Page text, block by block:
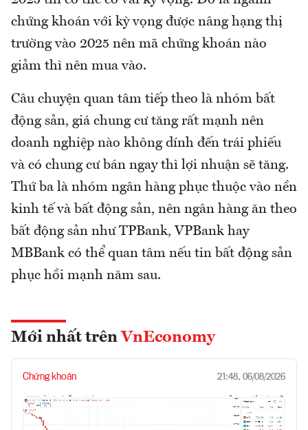
chứng khoán với kỳ vọng được nâng hạng thị
trường vào 2025 nên mã chứng khoán nào
giảm thì nên mua vào.
Câu chuyện quan tâm tiếp theo là nhóm bất
động sản, giá chung cư tăng rất mạnh nên
doanh nghiệp nào không dính đến trái phiếu
và có chung cư bán ngay thì lợi nhuận sẽ tăng.
Thứ ba là nhóm ngân hàng phục thuộc vào nền
kinh tế và bất động sản, nên ngân hàng ăn theo
bất động sản như TPBank, VPBank hay
MBBank có thể quan tâm nếu tin bất động sản
phục hồi mạnh năm sau.
Mới nhất trên VnEconomy
Chứng khoán 21:48, 06/08/2026